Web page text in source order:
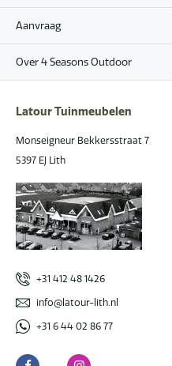
Aanvraag
Over 4 Seasons Outdoor
Latour Tuinmeubelen
Monseigneur Bekkersstraat 7
5397 EJ Lith
+31 412 48 1426
info@latour-lith.nl
+31 6 44 02 86 77